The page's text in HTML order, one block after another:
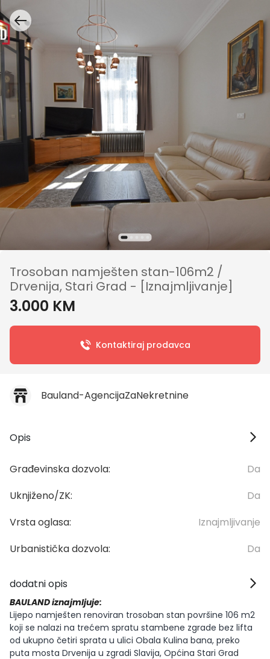
Trosoban namješten stan-106m2 /
Drvenija, Stari Grad - [Iznajmljivanje]
3.000 KM
Kontaktiraj prodavca
Bauland-AgencijaZaNekretnine
Opis
Građevinska dozvola:
Da
Uknjiženo/ZK:
Da
Vrsta oglasa:
Iznajmljivanje
Urbanistička dozvola:
Da
dodatni opis
BAULAND iznajmljuje:
Lijepo namješten renoviran trosoban stan površine 106 m2
koji se nalazi na trećem spratu stambene zgrade bez lifta
od ukupno četiri sprata u ulici Obala Kulina bana, preko
puta mosta Drvenija u zgradi Slavija, Općina Stari Grad